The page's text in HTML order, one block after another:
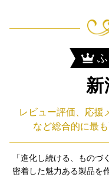
新
レビュー評価、応援
など総合的に最
「進化し続ける、もの
密着した魅力ある製品を